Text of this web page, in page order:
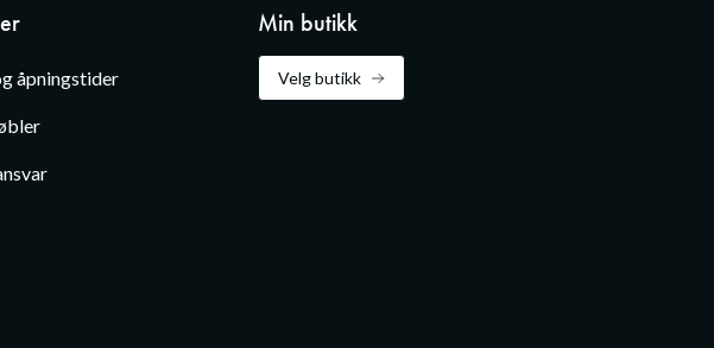
åpningstider
Min butikk
Velg butikk